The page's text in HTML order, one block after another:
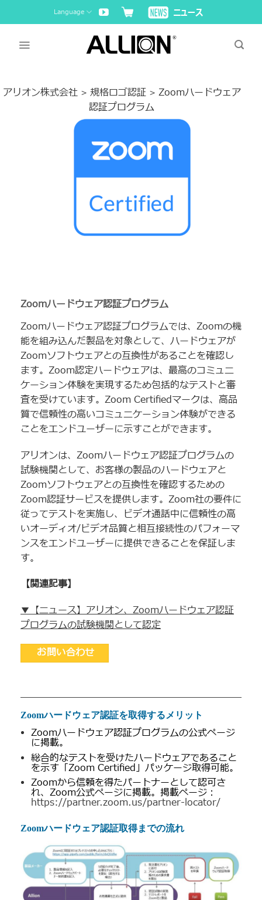
to
Language
アリオン株式会社> 規格ロゴ認証> Zoomハードウェア
認証プログラム
Zoomハードウェア認証プログラム
Zoomハードウェア認証プログラムでは、Zoomの機
能を組み込んだ製品を対象として、ハードウェアが
Zoomソフトウェアとの互換性があることを確認し
ます。Zoom認定ハードウェアは、最高のコミュニ
ケーション体験を実現するため包括的なテストと審
査を受けています。Zoom Certifiedマークは、高品
質で信頼性の高いコミュニケーション体験ができる
ことをエンドユーザーに示すことができます。
アリオンは、Zoomハードウェア認証プログラムの
試験機関として、お客様の製品のハードウェアと
Zoomソフトウェアとの互換性を確認するための
Zoom認証サービスを提供します。Zoom社の要件に
従ってテストを実施し、ビデオ通話中に信頼性の高
いオーディオ/ビデオ品質と相互接続性のパフォーマ
ンスをエンドユーザーに提供できることを保証しま
す。
【関連記事】
▼【ニュース】アリオン、Zoomハードウェア認証
プログラムの試験機関として認定
お問い合わせ
Zoomハードウェア認証を取得するメリット
Zoomハードウェア認証プログラムの公式ページ
に掲載。
総合的なテストを受けたハードウェアであること
を示す「Zoom Certified」パッケージ取得可能。
Zoomから信頼を得たパートナーとして認可さ
れ、Zoom公式ページに掲載。掲載ページ：
https://partner.zoom.us/partner-locator/
Zoomハードウェア認証取得までの流れ